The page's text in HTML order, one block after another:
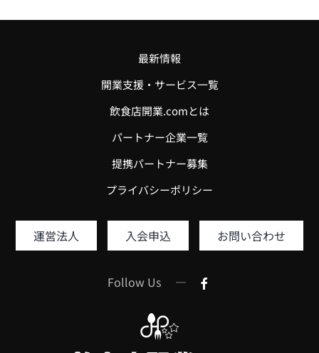
最新情報
開業支援・サービス一覧
飲食店開業.comとは
パートナー企業一覧
提携パートナー募集
プライバシーポリシー
運営法人 入会申込 お問い合わせ
Follow Us —